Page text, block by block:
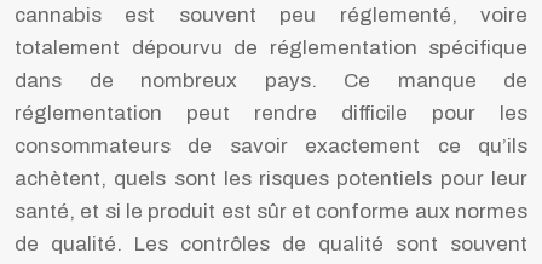
cannabis est souvent peu réglementé, voire
totalement dépourvu de réglementation spécifique
dans de nombreux pays. Ce manque de
réglementation peut rendre difficile pour les
consommateurs de savoir exactement ce qu’ils
achètent, quels sont les risques potentiels pour leur
santé, et si le produit est sûr et conforme aux normes
de qualité. Les contrôles de qualité sont souvent